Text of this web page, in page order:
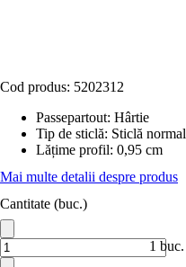
Cod produs: 5202312
Passepartout: Hârtie
Tip de sticlă: Sticlă
Lățime profil: 0,95 cm
Mai multe detalii despre produs
Cantitate (buc.)
1 buc.